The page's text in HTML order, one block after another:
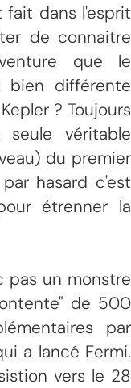
fait dans l'esprit
de connaitre
que le
bien différente
? Toujours
véritable
du premier
hasard c'est
étrenner la
pas un monstre
de 500
par
a lancé Fermi.
vers le 28